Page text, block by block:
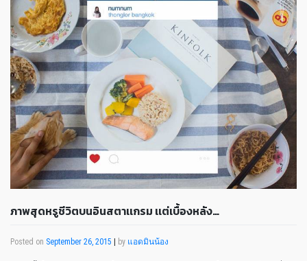
ภาพสุดหรูชีวิตบนอินสตาเเกรม เเต่เบื้องหลัง…
Posted on September 26, 2015 by แอดมินน้อง